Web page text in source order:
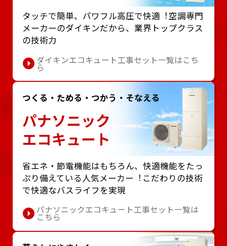
タッチで簡単、パワフル⾼圧で快適︕空調専⾨
メーカーのダイキンだから、業界トップクラス
の技術⼒
ダイキンエコキュート工事セット一覧はこち
ら
つくる・ためる・つかう・そなえる
パナソニック
エコキュート
省エネ・節電機能はもちろん、快適機能をたっ
ぷり備えている⼈気メーカー︕こだわりの技術
で快適なバスライフを実現
パナソニックエコキュート工事セット一覧は
こちら